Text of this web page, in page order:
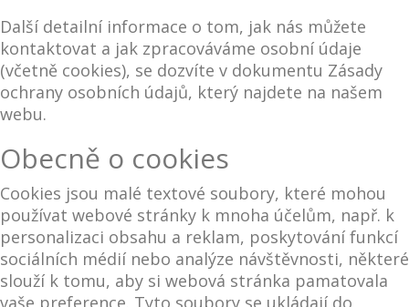
Další detailní informace o tom, jak nás můžete
kontaktovat a jak zpracováváme osobní údaje
(včetně cookies), se dozvíte v dokumentu Zásady
ochrany osobních údajů, který najdete na našem
webu.
Obecně o cookies
Cookies jsou malé textové soubory, které mohou
používat webové stránky k mnoha účelům, např. k
personalizaci obsahu a reklam, poskytování funkcí
sociálních médií nebo analýze návštěvnosti, některé
slouží k tomu, aby si webová stránka pamatovala
vaše preference. Tyto soubory se ukládají do